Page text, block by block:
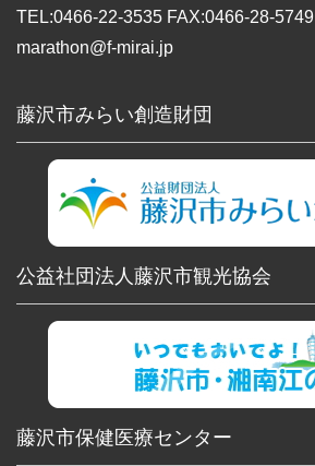
TEL:0466-22-3535 FAX:0466-28-5749
marathon@f-mirai.jp
藤沢市みらい創造財団
公益社団法人藤沢市観光協会
藤沢市保健医療センター